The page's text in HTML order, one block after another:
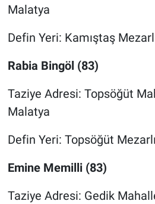
Malatya
Defin Yeri: Kamıştaş
Rabia Bingöl (83)
Taziye Adresi: Topsöğüt
Malatya
Defin Yeri: Topsöğüt
Emine Memilli (83)
Taziye Adresi: Gedik